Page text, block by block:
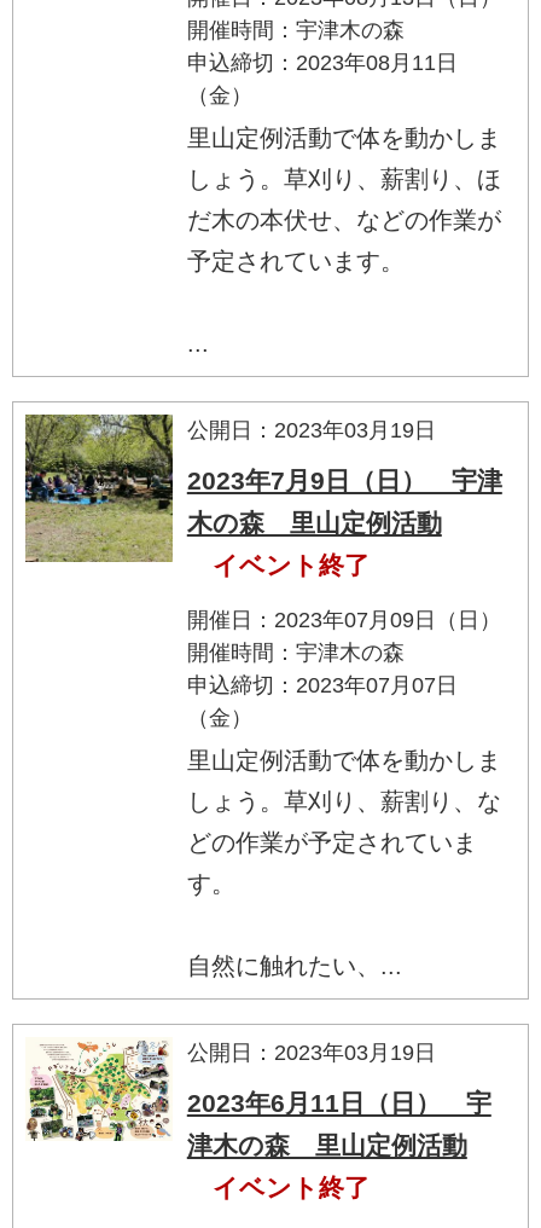
開催時間：宇津木の森
申込締切：2023年08月11日
（金）
里山定例活動で体を動かしま
しょう。草刈り、薪割り、ほ
だ木の本伏せ、などの作業が
予定されています。
...
公開日：2023年03月19日
2023年7月9日（日） 宇津
木の森 里山定例活動
イベント終了
開催日：2023年07月09日（日）
開催時間：宇津木の森
申込締切：2023年07月07日
（金）
里山定例活動で体を動かしま
しょう。草刈り、薪割り、な
どの作業が予定されていま
す。
自然に触れたい、...
公開日：2023年03月19日
2023年6月11日（日） 宇
津木の森 里山定例活動
イベント終了